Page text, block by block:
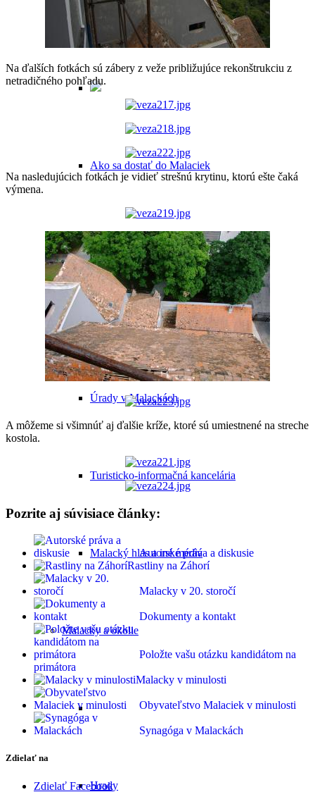
Praktické informácie
Ako sa dostať do Malaciek
Ubytovanie v Malackách
Cyklomapa Malaciek
Úrady v Malackách
Turisticko-informačná kancelária
Malacký hlas a iné médiá
Malacky a okolie
Hrady
Na ďalších fotkách sú zábery z veže približujúce rekonštrukciu z
netradičného pohľadu.
Na nasledujúcich fotkách je vidieť strešnú krytinu, ktorú ešte čaká
výmena.
A môžeme si všimnúť aj ďalšie kríže, ktoré sú umiestnené na streche
kostola.
Pozrite aj súvisiace články:
Autorské práva a diskusie
Rastliny na Záhorí
Malacky v 20. storočí
Dokumenty a kontakt
Položte vašu otázku kandidátom na
primátora
Malacky v minulosti
Obyvateľstvo Malaciek v minulosti
Synagóga v Malackách
Zdielať na
Zdielať Facebook